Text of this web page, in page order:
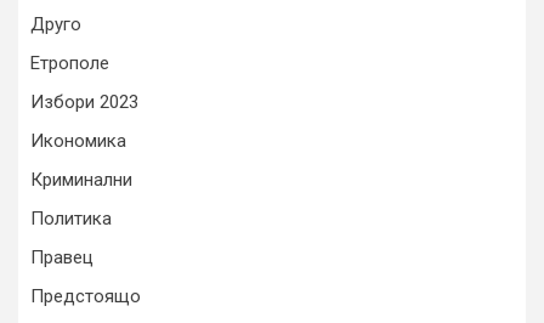
Друго
Етрополе
Избори 2023
Икономика
Криминални
Политика
Правец
Предстоящо